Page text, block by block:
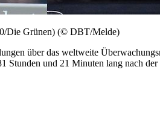
Die Grünen) (© DBT/Melde)
über das weltweite
Stunden und 21 Minuten lang nach